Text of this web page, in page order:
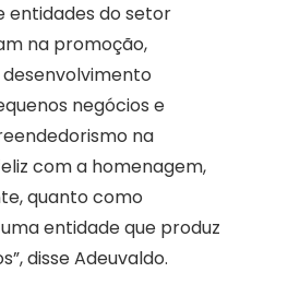
entidades do setor
na promoção,
negócios e
na
com a homenagem,
quanto como
entidade que produz
disse Adeuvaldo.